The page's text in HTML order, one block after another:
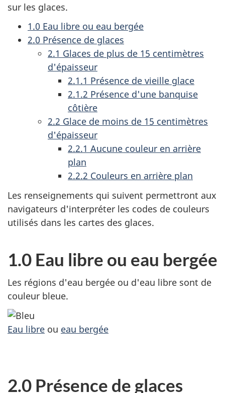
sur les glaces.
1.0 Eau libre ou eau bergée
2.0 Présence de glaces
2.1 Glaces de plus de 15 centimètres
d'épaisseur
2.1.1 Présence de vieille glace
2.1.2 Présence d'une banquise
côtière
2.2 Glace de moins de 15 centimètres
d'épaisseur
2.2.1 Aucune couleur en arrière
plan
2.2.2 Couleurs en arrière plan
Les renseignements qui suivent permettront aux
navigateurs d'interpréter les codes de couleurs
utilisés dans les cartes des glaces.
1.0 Eau libre ou eau bergée
Les régions d'eau bergée ou d'eau libre sont de
couleur bleue.
Eau libre ou eau bergée
2.0 Présence de glaces